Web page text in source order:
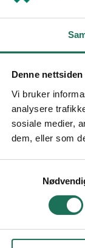
Denne
Vi bruker
analysere
sosiale medier,
dem, eller som